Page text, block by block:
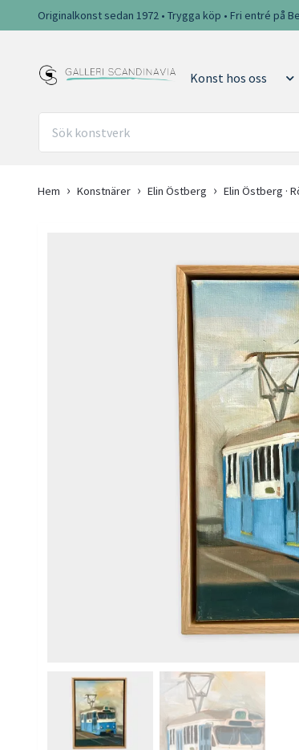
Originalkonst sedan 1972 • Trygga köp • Fri entré på
Konst hos oss
Hem Konstnärer Elin Östberg Elin Östberg ·